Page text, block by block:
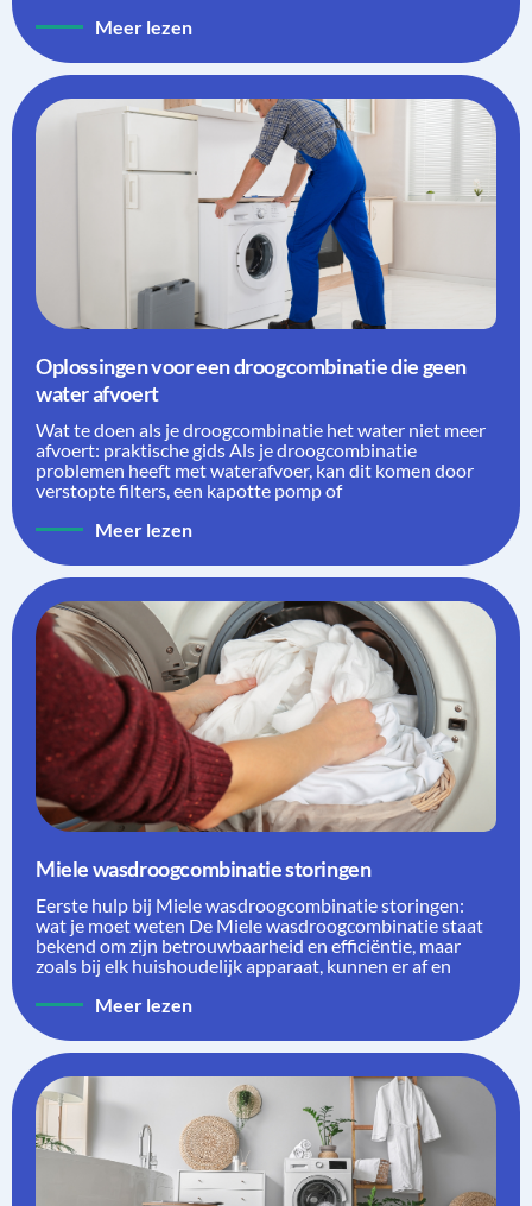
Meer lezen
Oplossingen voor een droogcombinatie die geen
water afvoert
Wat te doen als je droogcombinatie het water niet meer
afvoert: praktische gids Als je droogcombinatie
problemen heeft met waterafvoer, kan dit komen door
verstopte filters, een kapotte pomp of
Meer lezen
Miele wasdroogcombinatie storingen
Eerste hulp bij Miele wasdroogcombinatie storingen:
wat je moet weten De Miele wasdroogcombinatie staat
bekend om zijn betrouwbaarheid en efficiëntie, maar
zoals bij elk huishoudelijk apparaat, kunnen er af en
Meer lezen